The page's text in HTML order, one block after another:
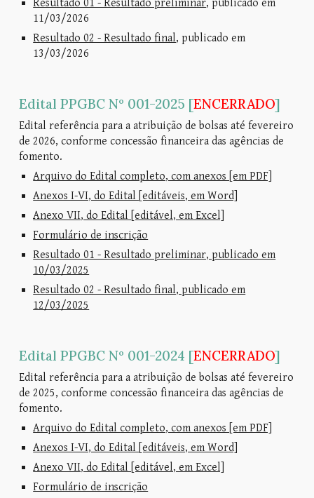
Resultado 01 - Resultado preliminar, publicado em
11/03/2026
Resultado 02 - Resultado final,publicado em
13/03/2026
Edital PPGBC Nº 001-2025 [ENCERRADO]
Edital referência para a atribuição de bolsas até fevereiro
de 2026, conforme concessão financeira das agências de
fomento.
Arquivo do Edital completo, com anexos [em PDF]
Anexos I-VI, do Edital [editáveis, em Word]
Anexo VII, do Edital [editável, em Excel]
Formulário de inscrição
Resultado 01 - Resultado preliminar, publicado em
10/03/2025
Resultado 02 - Resultado final, publicado em
12/03/2025
Edital PPGBC Nº 001-2024 [ENCERRADO]
Edital referência para a atribuição de bolsas até fevereiro
de 2025, conforme concessão financeira das agências de
fomento.
Arquivo do Edital completo, com anexos [em PDF]
Anexos I-VI, do Edital [editáveis, em Word]
Anexo VII, do Edital [editável, em Excel]
Formulário de inscrição